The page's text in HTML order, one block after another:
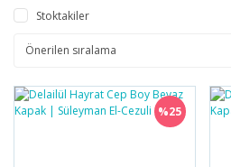
Stoktakiler
%25